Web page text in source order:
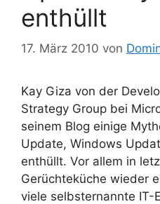
enthüllt
17. März 2010 von
Kay Giza von der
Strategy Group bei
seinem Blog einige
Update, Windows
enthüllt. Vor allem in
Gerüchteküche wieder
viele selbsternannte IT-